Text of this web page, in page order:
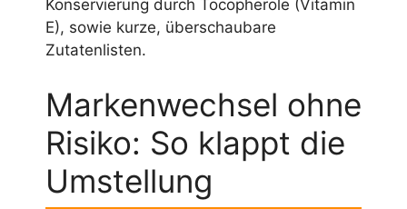
Konservierung durch Tocopherole (Vitamin
E), sowie kurze, überschaubare
Zutatenlisten.
Markenwechsel ohne
Risiko: So klappt die
Umstellung